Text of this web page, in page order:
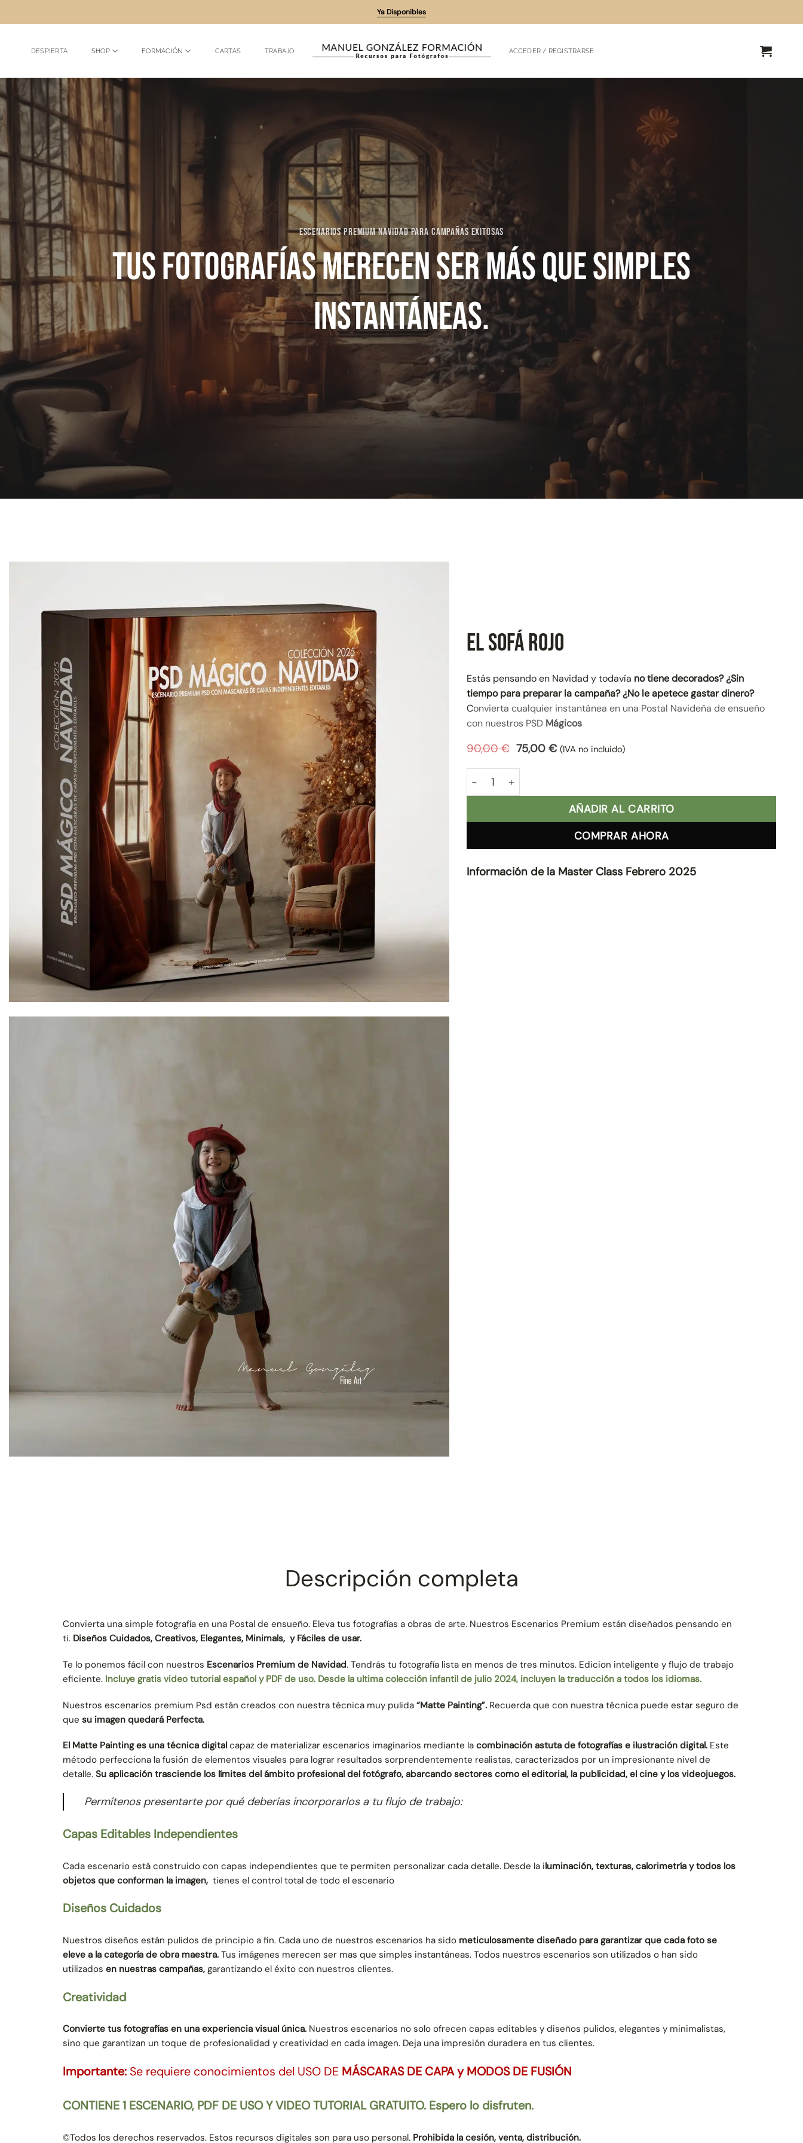
al
Ya Disponibles
DESPIERTA SHOP FORMACIÓN CARTAS TRABAJO ACCEDER / REGISTRARSE
ESCENARIOS PREMIUM NAVIDAD PARA CAMPAÑAS EXITOSAS
Tus fotografías merecen ser más que simples
instantáneas.
El Sofá Rojo
Estás pensando en Navidad y todavía no tiene decorados?¿Sin
tiempo para preparar la campaña? ¿No le apetece gastar dinero?
Convierta cualquier instantánea en una Postal Navideña de ensueño
con nuestros PSD Mágicos
90,00€ El
precio
original
75,00 €El
precio
(IVA no incluido)
El Sofá Rojo cantidad
AÑADIR AL CARRITO
COMPRAR AHORA
Información de la Master Class Febrero 2025
Descripción completa
Convierta una simple fotografía en una Postal de ensueño. Eleva tus fotografías a obras de arte. Nuestros Escenarios Premium están diseñados pensando en
ti. Diseños Cuidados, Creativos, Elegantes, Minimals, y Fáciles de usar.
Te lo ponemos fácil con nuestros Escenarios Premium de Navidad. Tendrás tu fotografía lista en menos de tres minutos. Edicion inteligente y flujo de trabajo
eficiente. Incluye gratis video tutorial español y PDF de uso. Desde la ultima colección infantil de julio 2024, incluyen la traducción a todos los idiomas.
Nuestros escenarios premium Psd están creados con nuestra técnica muy pulida “Matte Painting”. Recuerda que con nuestra técnica puede estar seguro de
que su imagen quedará Perfecta.
El Matte Painting es una técnica digitalcapaz de materializar escenarios imaginarios mediante la combinación astuta de fotografías e ilustración digital.Este
método perfecciona la fusión de elementos visuales para lograr resultados sorprendentemente realistas, caracterizados por un impresionante nivel de
detalle. Su aplicación trasciende los límites del ámbito profesional del fotógrafo, abarcando sectores como el editorial, la publicidad, el cine y los videojuegos.
Permítenos presentarte por qué deberías incorporarlos a tu flujo de trabajo:
Capas Editables Independientes
Cada escenario está construido con capas independientes que te permiten personalizar cada detalle. Desde la iluminación, texturas, calorimetría y todos los
objetos que conforman la imagen,tienes el control total de todo el escenario
Diseños Cuidados
Nuestros diseños están pulidos de principio a fin. Cada uno de nuestros escenarios ha sido meticulosamente diseñado para garantizar que cada foto se
eleve a la categoría de obra maestra.Tus imágenes merecen ser mas que simples instantáneas. Todos nuestros escenarios son utilizados o han sido
utilizados en nuestras campañas,garantizando el éxito con nuestros clientes.
Creatividad
Convierte tus fotografías en una experiencia visual única.Nuestros escenarios no solo ofrecen capas editables y diseños pulidos, elegantes y minimalistas,
sino que garantizan un toque de profesionalidad y creatividad en cada imagen. Deja una impresión duradera en tus clientes.
Importante:Se requiere conocimientos del USO DE MÁSCARAS DE CAPA y MODOS DE FUSIÓN
CONTIENE 1 ESCENARIO, PDF DE USO Y VIDEO TUTORIAL GRATUITO. Espero lo disfruten.
©Todos los derechos reservados. Estos recursos digitales son para uso personal. Prohibida la cesión, venta, distribución.